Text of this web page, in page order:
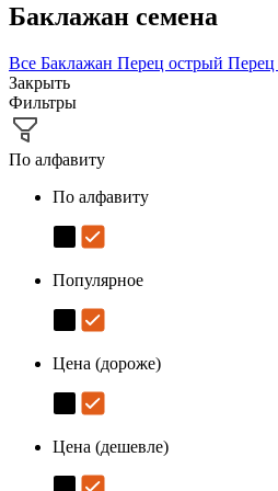
Баклажан семена
Все Баклажан Перец острый Перец
Закрыть
Фильтры
По алфавиту
По алфавиту
Популярное
Цена (дороже)
Цена (дешевле)